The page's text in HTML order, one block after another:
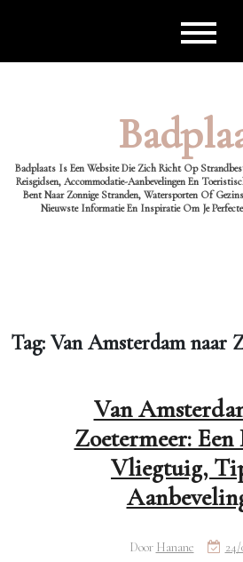
Badplaats Is Een Website Die Zich Richt Op
Reisgidsen, Accommodatie-Aanbevelingen En
Bent Naar Zonnige Stranden, Watersporten Of
Nieuwste Informatie En Inspiratie Om Je
Tag: Van Amsterdam naar
Van
Zoetermeer: Een
Vliegtuig,
Door Hanane 24/